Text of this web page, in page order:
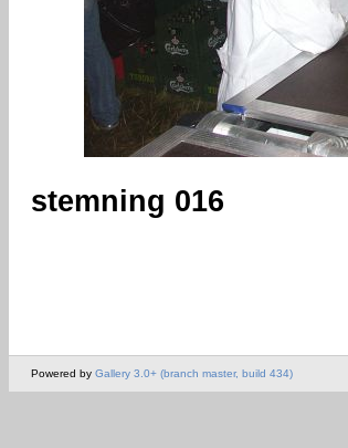
stemning 016
Powered by Gallery 3.0+ (branch master, build 434)